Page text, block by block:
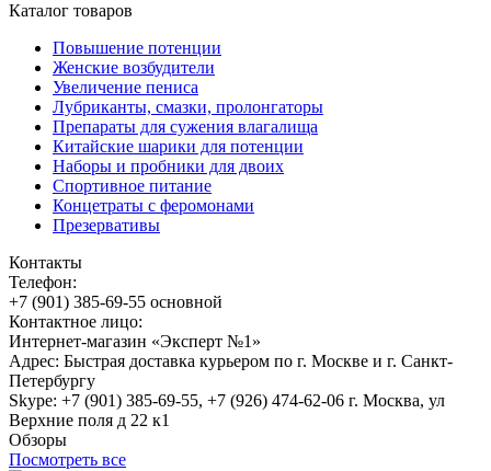
Каталог товаров
Повышение потенции
Женские возбудители
Увеличение пениса
Лубриканты, смазки, пролонгаторы
Препараты для сужения влагалища
Китайские шарики для потенции
Наборы и пробники для двоих
Спортивное питание
Концетраты с феромонами
Презервативы
Контакты
Телефон:
+7 (901) 385-69-55 основной
Контактное лицо:
Интернет-магазин «Эксперт №1»
Адрес: Быстрая доставка курьером по г. Москве и г. Санкт-
Петербургу
Skype: +7 (901) 385-69-55, +7 (926) 474-62-06 г. Москва, ул
Верхние поля д 22 к1
Обзоры
Посмотреть все